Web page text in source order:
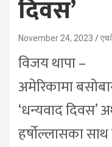
दिवस’
November 24, 2023
विजय थापा –
अमेरिकामा
‘धन्यवाद दिवस’
हर्षोल्लासका